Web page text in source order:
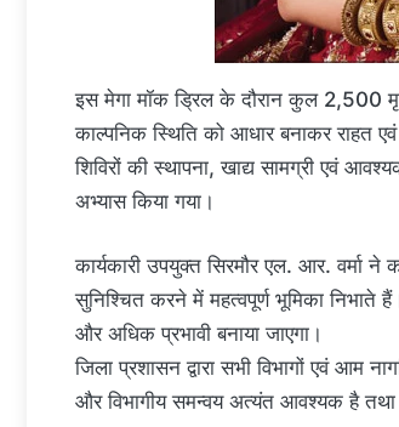
इस मेगा मॉक ड्रिल के दौरान कुल 2,500
काल्पनिक स्थिति को आधार बनाकर राहत
शिविरों की स्थापना, खाद्य सामग्री एवं
अभ्यास किया गया।
कार्यकारी उपयुक्त सिरमौर एल. आर. वर्मा
सुनिश्चित करने में महत्वपूर्ण भूमिका निभाते
और अधिक प्रभावी बनाया जाएगा।
जिला प्रशासन द्वारा सभी विभागों एवं आम
और विभागीय समन्वय अत्यंत आवश्यक है तथा